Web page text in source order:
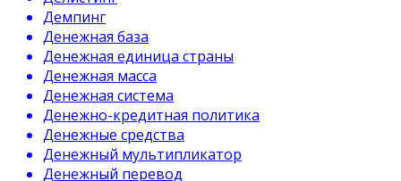
Демпинг
Денежная база
Денежная единица страны
Денежная масса
Денежная система
Денежно-кредитная политика
Денежные средства
Денежный мультипликатор
Денежный перевод